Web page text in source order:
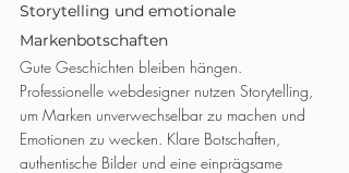
Storytelling und emotionale
Markenbotschaften
Gute Geschichten bleiben hängen.
Professionelle webdesigner nutzen Storytelling,
um Marken unverwechselbar zu machen und
Emotionen zu wecken. Klare Botschaften,
authentische Bilder und eine einprägsame